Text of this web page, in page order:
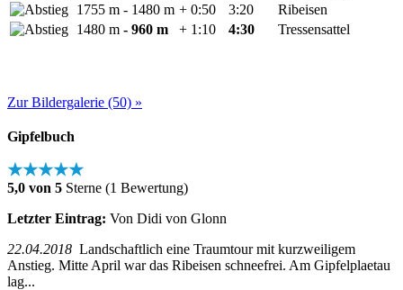
1755 m - 1480 m + 0:50 3:20
Ribeisen
1480 m - 960 m + 1:10 4:30 Tressensattel
Zur Bildergalerie (50) »
Gipfelbuch
★★★★★
5,0 von 5 Sterne (1 Bewertung)
Letzter Eintrag: Von Didi von Glonn
22.04.2018 Landschaftlich eine Traumtour mit kurzweiligem
Anstieg. Mitte April war das Ribeisen schneefrei. Am Gipfelplaetau
lag...